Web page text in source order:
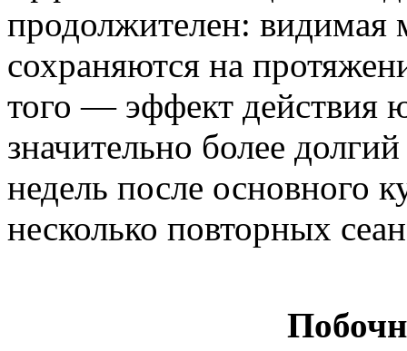
продолжителен: видимая
сохраняются на
того — эффект действия
значительно более
недель после основного
несколько повторных